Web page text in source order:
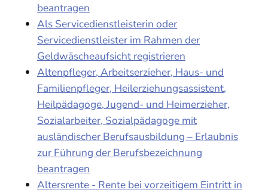
beantragen
Als Servicedienstleisterin oder
Servicedienstleister im Rahmen der
Geldwäscheaufsicht registrieren
Altenpfleger, Arbeitserzieher, Haus- und
Familienpfleger, Heilerziehungsassistent,
Heilpädagoge, Jugend- und Heimerzieher,
Sozialarbeiter, Sozialpädagoge mit
ausländischer Berufsausbildung – Erlaubnis
zur Führung der Berufsbezeichnung
beantragen
Altersrente - Rente bei vorzeitigem Eintritt in